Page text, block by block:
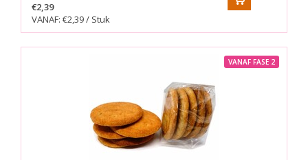
€2,39
VANAF: €2,39 / Stuk
VANAF FASE 2